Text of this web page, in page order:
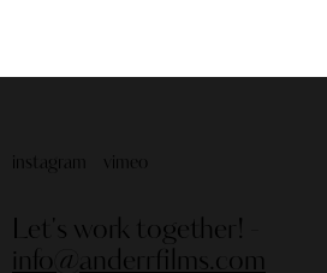
instagram vimeo
Let's work together!
info@anderrfilms.com